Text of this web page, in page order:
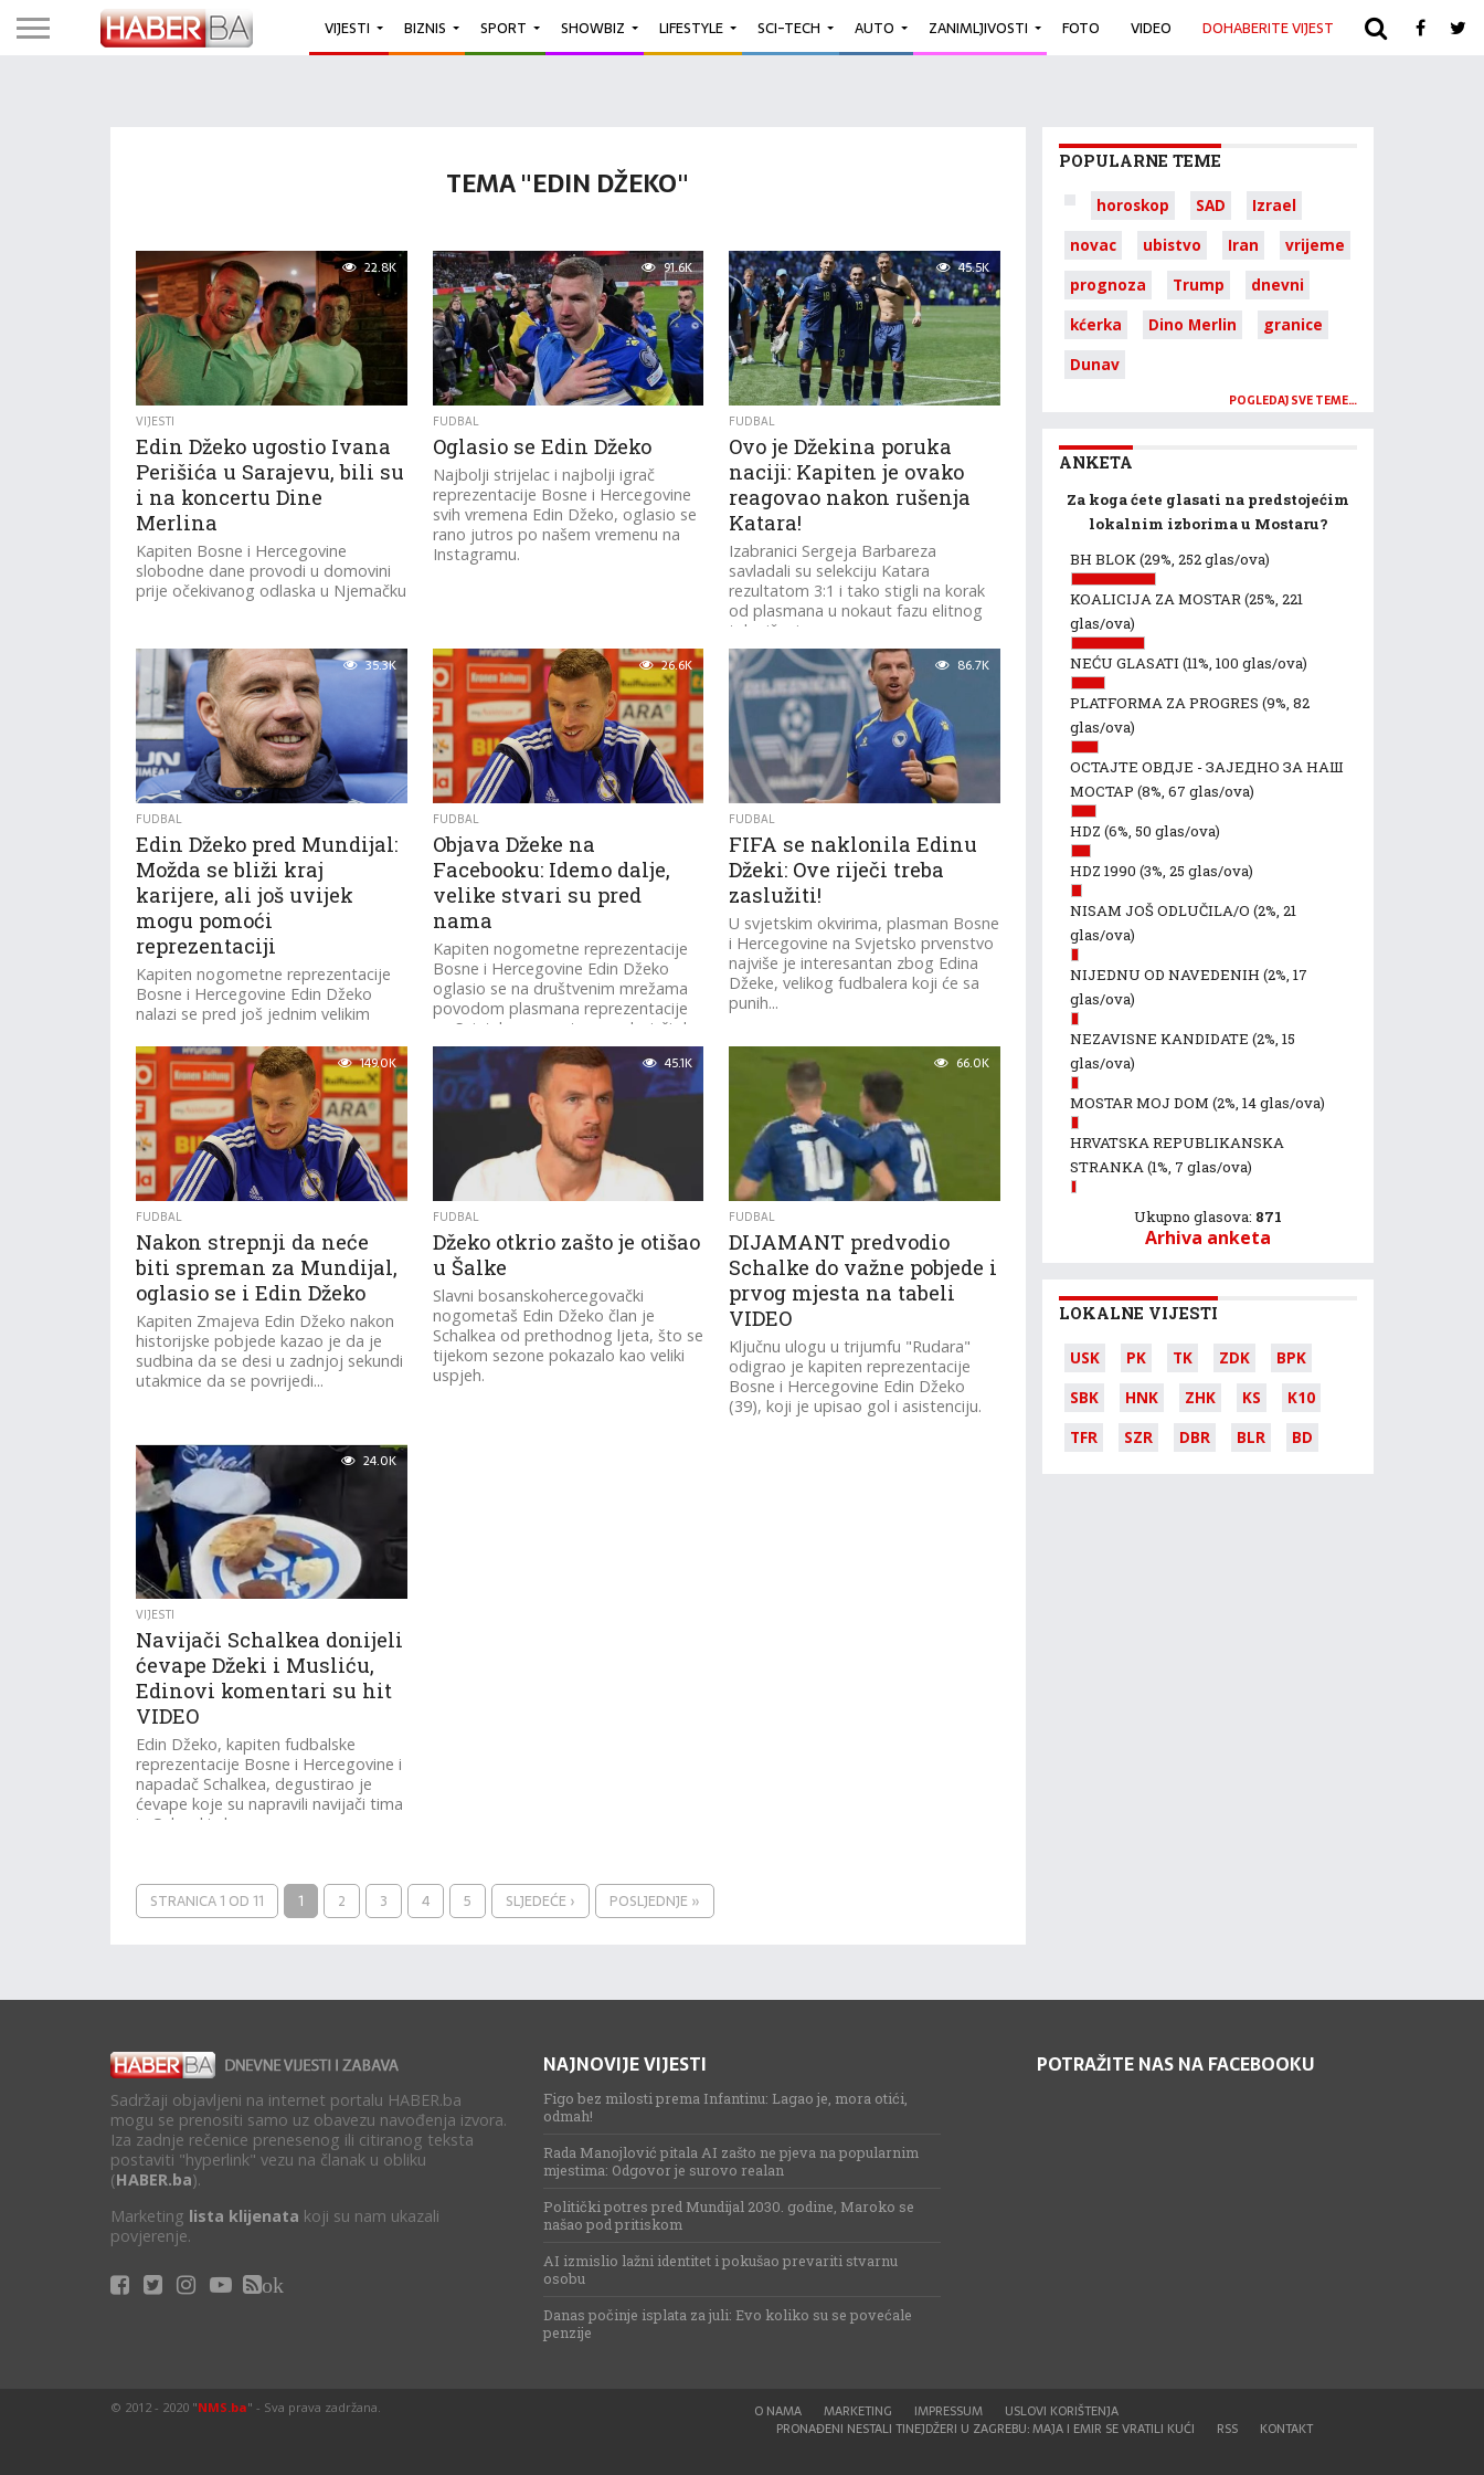
VIJESTI BIZNIS SPORT SHOWBIZ LIFESTYLE SCI-TECH AUTO ZANIMLJIVOSTI FOTO VIDEO DOHABERITE VIJEST ARHIVA
TEMA "EDIN DŽEKO"
22.8K
VIJESTI
Edin Džeko ugostio Ivana
Perišića u Sarajevu, bili su
i na koncertu Dine
Merlina
Kapiten Bosne i Hercegovine
slobodne dane provodi u domovini
prije očekivanog odlaska u Njemačku
91.6K
FUDBAL
Oglasio se Edin Džeko
Najbolji strijelac i najbolji igrač
reprezentacije Bosne i Hercegovine
svih vremena Edin Džeko, oglasio se
rano jutros po našem vremenu na
Instagramu.
45.5K
FUDBAL
Ovo je Džekina poruka
naciji: Kapiten je ovako
reagovao nakon rušenja
Katara!
Izabranici Sergeja Barbareza
savladali su selekciju Katara
rezultatom 3:1 i tako stigli na korak
od plasmana u nokaut fazu elitnog
takmičenja.
35.3K
FUDBAL
Edin Džeko pred Mundijal:
Možda se bliži kraj
karijere, ali još uvijek
mogu pomoći
reprezentaciji
Kapiten nogometne reprezentacije
Bosne i Hercegovine Edin Džeko
nalazi se pred još jednim velikim
nastupom na Svjetskom...
26.6K
FUDBAL
Objava Džeke na
Facebooku: Idemo dalje,
velike stvari su pred
nama
Kapiten nogometne reprezentacije
Bosne i Hercegovine Edin Džeko
oglasio se na društvenim mrežama
povodom plasmana reprezentacije
na Svjetsko prvenstvo, naglasivši da
iza...
86.7K
FUDBAL
FIFA se naklonila Edinu
Džeki: Ove riječi treba
zaslužiti!
U svjetskim okvirima, plasman Bosne
i Hercegovine na Svjetsko prvenstvo
najviše je interesantan zbog Edina
Džeke, velikog fudbalera koji će sa
punih...
149.0K
FUDBAL
Nakon strepnji da neće
biti spreman za Mundijal,
oglasio se i Edin Džeko
Kapiten Zmajeva Edin Džeko nakon
historijske pobjede kazao je da je
sudbina da se desi u zadnjoj sekundi
utakmice da se povrijedi...
45.1K
FUDBAL
Džeko otkrio zašto je otišao
u Šalke
Slavni bosanskohercegovački
nogometaš Edin Džeko član je
Schalkea od prethodnog ljeta, što se
tijekom sezone pokazalo kao veliki
uspjeh.
66.0K
FUDBAL
DIJAMANT predvodio
Schalke do važne pobjede i
prvog mjesta na tabeli
VIDEO
Ključnu ulogu u trijumfu "Rudara"
odigrao je kapiten reprezentacije
Bosne i Hercegovine Edin Džeko
(39), koji je upisao gol i asistenciju.
24.0K
VIJESTI
Navijači Schalkea donijeli
ćevape Džeki i Musliću,
Edinovi komentari su hit
VIDEO
Edin Džeko, kapiten fudbalske
reprezentacije Bosne i Hercegovine i
napadač Schalkea, degustirao je
ćevape koje su napravili navijači tima
iz Gelsenkirchena.
STRANICA 1 OD 11 1 2 3 4 5 SLJEDEĆE › POSLJEDNJE »
POPULARNE TEME
horoskop SAD
Izrael
novac
ubistvo Iran
vrijeme
prognoza
Trump
dnevni
kćerka
Dino Merlin
granice
Dunav
POGLEDAJ SVE TEME…
ANKETA
Za koga ćete glasati na predstojećim
lokalnim izborima u Mostaru?
BH BLOK(29%, 252 glas/ova)
KOALICIJA ZA MOSTAR(25%, 221
glas/ova)
NEĆU GLASATI (11%, 100 glas/ova)
PLATFORMA ZA PROGRES (9%, 82
glas/ova)
ОСТАЈТЕ ОВДЈЕ - ЗАЈЕДНО ЗА НАШ
МОСТАР (8%, 67 glas/ova)
HDZ (6%, 50 glas/ova)
HDZ 1990 (3%, 25 glas/ova)
NISAM JOŠ ODLUČILA/O (2%, 21
glas/ova)
NIJEDNU OD NAVEDENIH (2%, 17
glas/ova)
NEZAVISNE KANDIDATE (2%, 15
glas/ova)
MOSTAR MOJ DOM (2%, 14 glas/ova)
HRVATSKA REPUBLIKANSKA
STRANKA(1%, 7 glas/ova)
Ukupno glasova: 871
Arhiva anketa
LOKALNE VIJESTI
USK PK TK ZDK
BPK
SBK
HNK ZHK KS
K10
TFR
SZR DBR BLR BD
Sadržaji objavljeni na internet portalu HABER.ba
mogu se prenositi samo uz obavezu navođenja izvora.
Iza zadnje rečenice prenesenog ili citiranog teksta
postaviti "hyperlink" vezu na članak u obliku
(HABER.ba).
Marketing lista klijenata koji su nam ukazali
povjerenje.
ok
NAJNOVIJE VIJESTI
Figo bez milosti prema Infantinu: Lagao je, mora otići,
odmah!
Rada Manojlović pitala AI zašto ne pjeva na popularnim
mjestima: Odgovor je surovo realan
Politički potres pred Mundijal 2030. godine, Maroko se
našao pod pritiskom
AI izmislio lažni identitet i pokušao prevariti stvarnu
osobu
Danas počinje isplata za juli: Evo koliko su se povećale
penzije
POTRAŽITE NAS NA FACEBOOKU
O NAMA MARKETING IMPRESSUM
USLOVI KORIŠTENJA
PRONAĐENI NESTALI TINEJDŽERI U ZAGREBU: MAJA I EMIR SE VRATILI KUĆI
RSS KONTAKT
© 2012 - 2020 "NMS.ba" - Sva prava zadržana.